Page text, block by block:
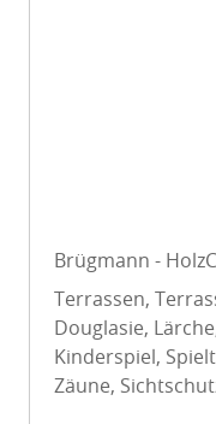
Brügmann -
Terrassen,
Douglasie,
Kinderspiel,
Zäune,